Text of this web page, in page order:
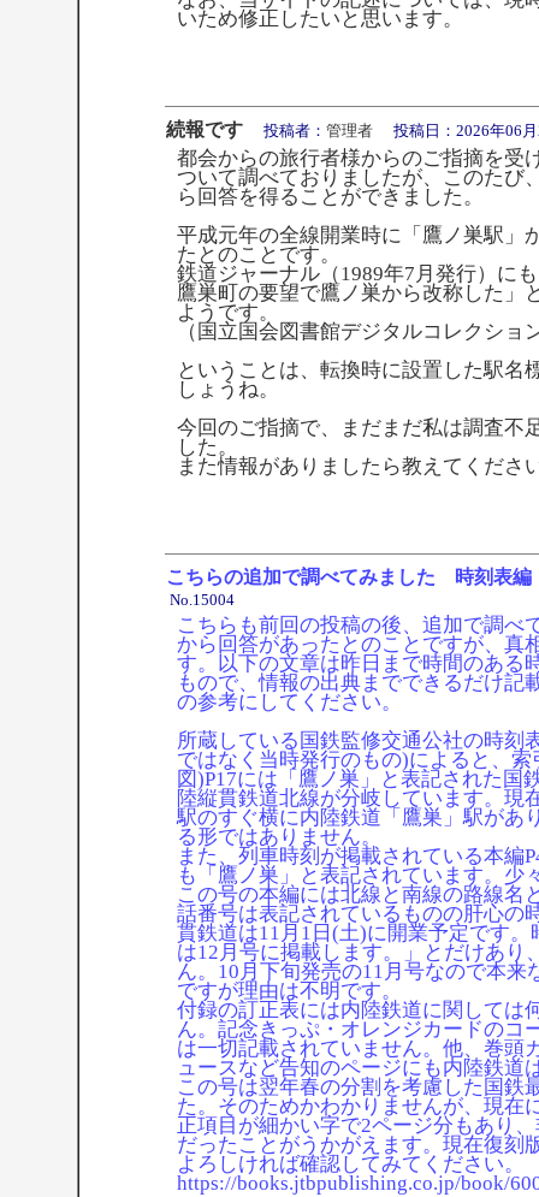
いため修正したいと思います。
続報です 投稿者： 管理者 投稿日：2026年06
都会からの旅行者様からのご指摘を受
ついて調べておりましたが、このたび
ら回答を得ることができました。
平成元年の全線開業時に「鷹ノ巣駅」
たとのことです。
鉄道ジャーナル（1989年7月発行）に
鷹巣町の要望で鷹ノ巣から改称した」
ようです。
（国立国会図書館デジタルコレクショ
ということは、転換時に設置した駅名
しょうね。
今回のご指摘で、まだまだ私は調査不
した。
また情報がありましたら教えてくださ
こちらの追加で調べてみました 時刻表編
No.15004
こちらも前回の投稿の後、追加で調べ
から回答があったとのことですが、真
す。以下の文章は昨日まで時間のある
もので、情報の出典までできるだけ記
の参考にしてください。
所蔵している国鉄監修交通公社の時刻
ではなく当時発行のもの)によると、
図)P17には「鷹ノ巣」と表記された国
陸縦貫鉄道北線が分岐しています。現
駅のすぐ横に内陸鉄道「鷹巣」駅があ
る形ではありません。
また、列車時刻が掲載されている本編
も「鷹ノ巣」と表記されています。少
この号の本編には北線と南線の路線名
話番号は表記されているものの肝心の
貫鉄道は11月1日(土)に開業予定です
は12月号に掲載します。」とだけあり
ん。10月下旬発売の11月号なので本来
ですが理由は不明です。
付録の訂正表には内陸鉄道に関しては
ん。記念きっぷ・オレンジカードのコ
は一切記載されていません。他、巻頭
ュースなど告知のページにも内陸鉄道
この号は翌年春の分割を考慮した国鉄
た。そのためかわかりませんが、現在
正項目が細かい字で2ページ分もあり
だったことがうかがえます。現在復刻
よろしければ確認してみてください。
https://books.jtbpublishing.co.jp/book/